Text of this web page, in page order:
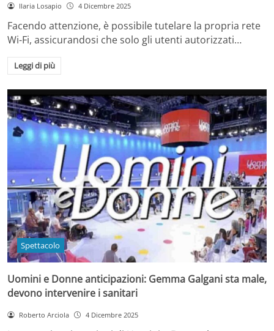
Ilaria Losapio 4 Dicembre 2025
Facendo attenzione, è possibile tutelare la propria rete
Wi-Fi, assicurandosi che solo gli utenti autorizzati…
Leggi di più
Spettacolo
Uomini e Donne anticipazioni: Gemma Galgani sta male,
devono intervenire i sanitari
Roberto Arciola 4 Dicembre 2025